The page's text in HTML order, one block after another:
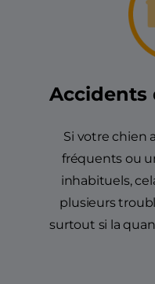
Accidents
Si votre chien
fréquents ou
inhabituels,
plusieurs
surtout si la